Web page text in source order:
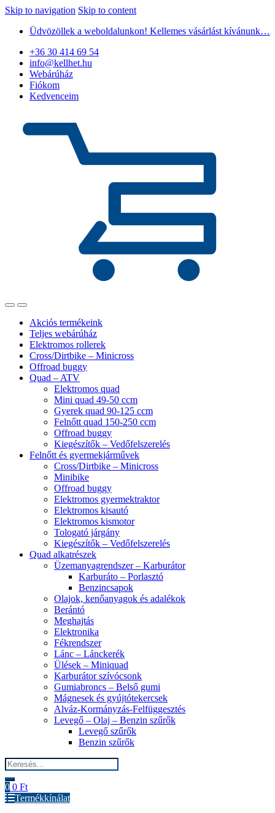
Skip to navigation Skip to content
Üdvözöllek a weboldalunkon! Kellemes vásárlást kívánunk…
+36 30 414 69 54
info@kellhet.hu
Webárúház
Fiókom
Kedvenceim
Akciós termékeink
Teljes webárúház
Elektromos rollerek
Cross/Dirtbike – Minicross
Offroad buggy
Quad – ATV
Elektromos quad
Mini quad 49-50 ccm
Gyerek quad 90-125 ccm
Felnőtt quad 150-250 ccm
Offroad buggy
Kiegészítők – Vedőfelszerelés
Felnőtt és gyermekjárművek
Cross/Dirtbike – Minicross
Minibike
Offroad buggy
Elektromos gyermektraktor
Elektromos kisautó
Elektromos kismotor
Tologató járgány
Kiegészítők – Vedőfelszerelés
Quad alkatrészek
Üzemanyagrendszer – Karburátor
Karburáto – Porlasztó
Benzincsapok
Olajok, kenőanyagok és adalékok
Berántó
Meghajtás
Elektronika
Fékrendszer
Lánc – Lánckerék
Ülések – Miniquad
Karburátor szívócsonk
Gumiabroncs – Belső gumi
Mágnesek és gyújtótekercsek
Alváz-Kormányzás-Felfüggesztés
Levegő – Olaj – Benzin szűrők
Levegő szűrők
Benzin szűrők
Search
for:
0 0 Ft
Termékkínálat